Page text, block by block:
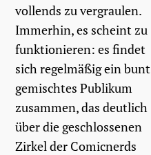
vollends zu vergraulen.
Immerhin, es scheint zu
funktionieren: es findet
sich regelmäßig ein bunt
gemischtes Publikum
zusammen, das deutlich
über die geschlossenen
Zirkel der Comicnerds